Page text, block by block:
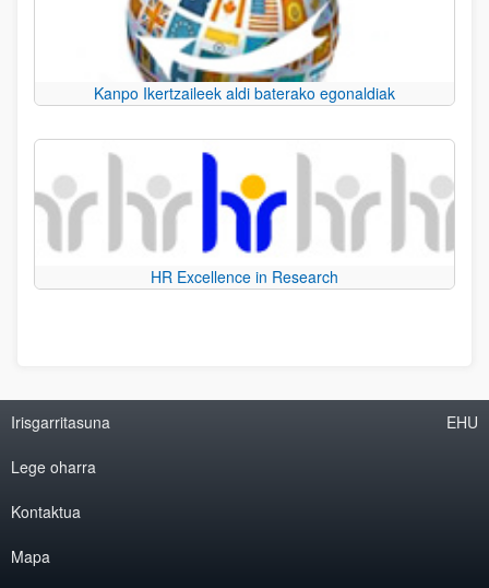
Kanpo Ikertzaileek aldi baterako egonaldiak
HR Excellence in Research
Irisgarritasuna
Lege oharra
Kontaktua
Mapa
EHU